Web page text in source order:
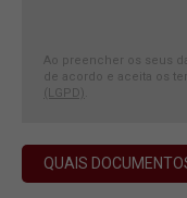
Ao preencher os seus
de acordo e aceita os
(LGPD)
QUAIS